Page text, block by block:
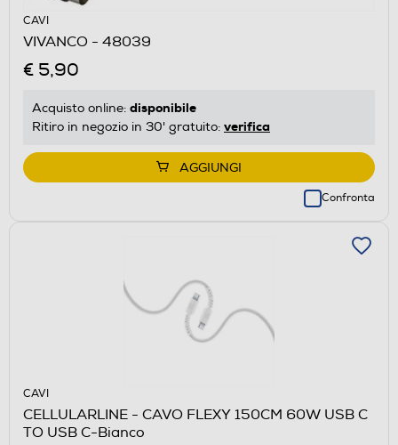
CAVI
VIVANCO - 48039
€ 5,90
Acquisto online: disponibile
Ritiro in negozio in 30' gratuito: verifica
AGGIUNGI
Confronta
CAVI
CELLULARLINE - CAVO FLEXY 150CM 60W USB C
TO USB C-Bianco